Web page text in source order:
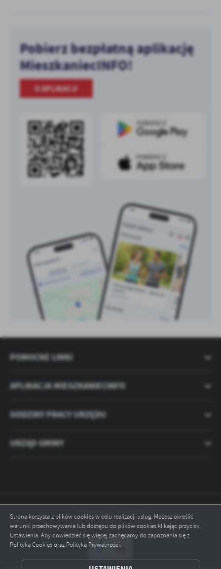
Strona korzysta z plików cookies w celu realizacji usług. Możesz określić
warunki przechowywania lub dostępu do plików cookies klikając przycisk
Ustawienia. Aby dowiedzieć się więcej zachęcamy do zapoznania się z
Polityką Cookies oraz Polityką Prywatności.
ZAPISZ WYBRANE
Pobierz bezpłatną aplikację
MieszkaniecINFO!
O APLIKACJI
POMOCNE LINKI
APLIKACJA MIESZKANIECINFO
GODZINY PRACY URZĘDU
URZĄD GMINY
Odwiedzin: 2120673
Online: 16